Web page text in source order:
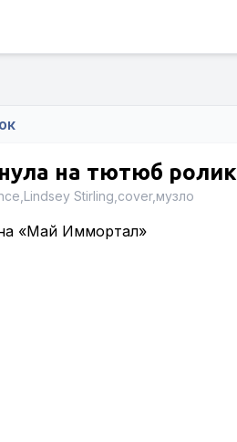
на тютюб ролик
Stirling,cover,музло
«Май Иммортал»